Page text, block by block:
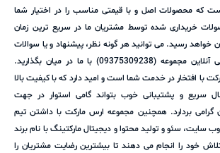
که محصولات اصل و با قیمتی مناسب را در اختیار شما
خریداری شده توسط مشتریان ما در سریع ترین زمان
رسید. می توانید هر گونه نظر، پیشنهاد و یا سوالات
خود را از طریق پشتیبانی آنلاین مجموعه (09375309238) با ما در میان بگذارید.
با افتخار در خدمت شما است و امید دارد که با کیفیت بالا
سریع و پشتیبانی خوب بتواند گامی استوار در جهت
گرامی بردارد. همچنین مجموعه ارس مارکت با داشتن تیم
سایت، سئو و تولید محتوا و دیجیتال مارکتینگ با نام برند
خود را انجام می دهند تا بیشترین رضایت مشتریان را